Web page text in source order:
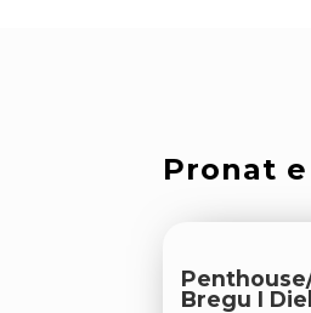
Pronat
Bregu I